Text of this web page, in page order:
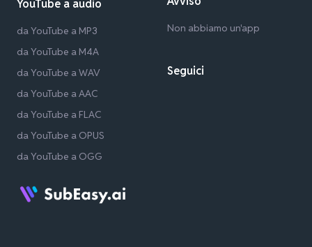
YouTube a audio
da YouTube a MP3
da YouTube a M4A
da YouTube a WAV
da YouTube a AAC
da YouTube a FLAC
da YouTube a OPUS
da YouTube a OGG
Non abbiamo un'app
Seguici